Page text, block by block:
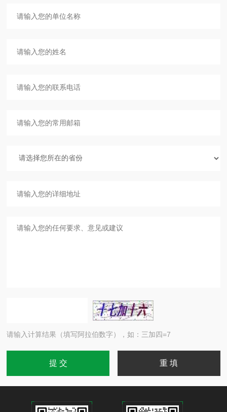
请输入计算结果（填写阿拉伯数字），如：三加四=7